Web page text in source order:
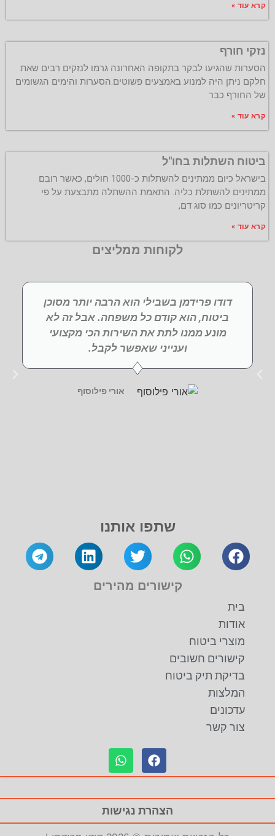
קרא עוד »
נזקי חורף
הסערות שהגיעו לבקר בתקופה האחרונה גרמו לנזקים רבים שאת
חלקם ניתן היה למנוע באמצעים פשוטים.הסערות והימים הגשומים
של החורף כבר
קרא עוד »
ביטוח השתלות בחו"ל
בישראל כיום ממתינים להשתלות כ-1000 חולים, כאשר רובם
ממתינים להשתלת כליה. התאמת ההשתלה מתבצעת על פי
קריטריונים כמו סוג דם,
קרא עוד »
לקוחות ממליצים
דודו פרידמן בשבילי הוא הרבה יותר מסוכן
ביטוח, הוא קודם כל משפחה. אבל זה לא
מונע ממנו לתת את השירות הכי מקצועי
וענייני שאפשר לקבל.
אורי פילוסוף
שתפו אותנו
קישורים מהירים
בית
אודות
מוצרי ביטוח
קישורים חשובים
בדיקת תיק ביטוח
המלצות
עדכונים
צור קשר
הצהרת נגישות